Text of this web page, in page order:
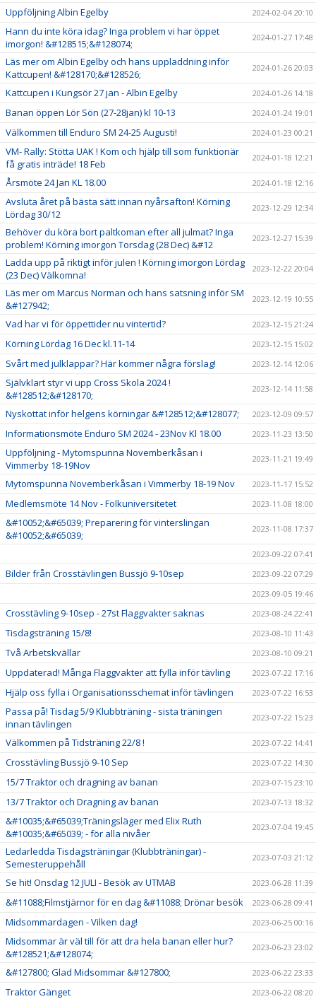
Uppföljning Albin Egelby 2024-02-04 20:10
Hann du inte köra idag? Inga problem vi har öppet
imorgon! &#128515;&#128074;
2024-01-27 17:48
Läs mer om Albin Egelby och hans uppladdning inför
Kattcupen! &#128170;&#128526;
2024-01-26 20:03
Kattcupen i Kungsör 27 jan - Albin Egelby 2024-01-26 14:18
Banan öppen Lör Sön (27-28jan) kl 10-13 2024-01-24 19:01
Välkommen till Enduro SM 24-25 Augusti! 2024-01-23 00:21
VM- Rally: Stötta UAK ! Kom och hjälp till som funktionär
få gratis inträde! 18 Feb
2024-01-18 12:21
Årsmöte 24 Jan KL 18.00 2024-01-18 12:16
Avsluta året på bästa sätt innan nyårsafton! Körning
Lördag 30/12
2023-12-29 12:34
Behöver du köra bort paltkoman efter all julmat? Inga
problem! Körning imorgon Torsdag (28 Dec) &#12
2023-12-27 15:39
Ladda upp på riktigt inför julen ! Körning imorgon Lördag
(23 Dec) Välkomna!
2023-12-22 20:04
Läs mer om Marcus Norman och hans satsning inför SM
&#127942;
2023-12-19 10:55
Vad har vi för öppettider nu vintertid? 2023-12-15 21:24
Körning Lördag 16 Dec kl.11-14 2023-12-15 15:02
Svårt med julklappar? Här kommer några förslag! 2023-12-14 12:06
Självklart styr vi upp Cross Skola 2024 !
&#128512;&#128170;
2023-12-14 11:58
Nyskottat inför helgens körningar &#128512;&#128077; 2023-12-09 09:57
Informationsmöte Enduro SM 2024 - 23Nov Kl 18.00 2023-11-23 13:50
Uppföljning - Mytomspunna Novemberkåsan i
Vimmerby 18-19Nov
2023-11-21 19:49
Mytomspunna Novemberkåsan i Vimmerby 18-19 Nov 2023-11-17 15:52
Medlemsmöte 14 Nov - Folkuniversitetet 2023-11-08 18:00
&#10052;&#65039; Preparering för vinterslingan
&#10052;&#65039;
2023-11-08 17:37
2023-09-22 07:41
Bilder från Crosstävlingen Bussjö 9-10sep
2023-09-22 07:29
2023-09-05 19:46
Crosstävling 9-10sep - 27st Flaggvakter saknas 2023-08-24 22:41
Tisdagsträning 15/8! 2023-08-10 11:43
Två Arbetskvällar 2023-08-10 09:21
Uppdaterad! Många Flaggvakter att fylla inför tävling 2023-07-22 17:16
Hjälp oss fylla i Organisationsschemat inför tävlingen 2023-07-22 16:53
Passa på! Tisdag 5/9 Klubbträning - sista träningen
innan tävlingen
2023-07-22 15:23
Välkommen på Tidsträning 22/8 ! 2023-07-22 14:41
Crosstävling Bussjö 9-10 Sep 2023-07-22 14:30
15/7 Traktor och dragning av banan 2023-07-15 23:10
13/7 Traktor och Dragning av banan 2023-07-13 18:32
&#10035;&#65039;Träningsläger med Elix Ruth
&#10035;&#65039; - för alla nivåer
2023-07-04 19:45
Ledarledda Tisdagsträningar (Klubbträningar) -
Semesteruppehåll
2023-07-03 21:12
Se hit! Onsdag 12 JULI - Besök av UTMAB 2023-06-28 11:39
&#11088;Filmstjärnor för en dag &#11088; Drönar besök 2023-06-28 09:41
Midsommardagen - Vilken dag! 2023-06-25 00:16
Midsommar är väl till för att dra hela banan eller hur?
&#128521;&#128074;
2023-06-23 23:02
&#127800; Glad Midsommar &#127800; 2023-06-22 23:33
Traktor Gänget 2023-06-22 08:20